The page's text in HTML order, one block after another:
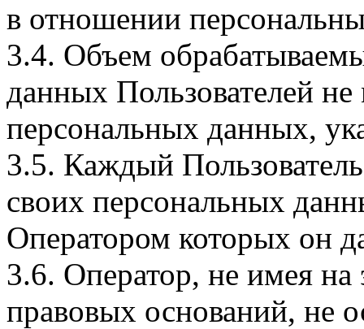
в отношении
3.4. Объем
данных Пользователей
персональных данных,
3.5. Каждый
своих персональных
Оператором которых он
3.6. Оператор, не имея
правовых оснований, не